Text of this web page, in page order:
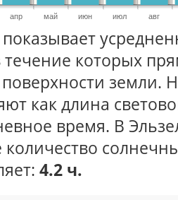
апр май июн июл авг
течение которых
земли.
как длина
время. В
количество
4.2 ч.